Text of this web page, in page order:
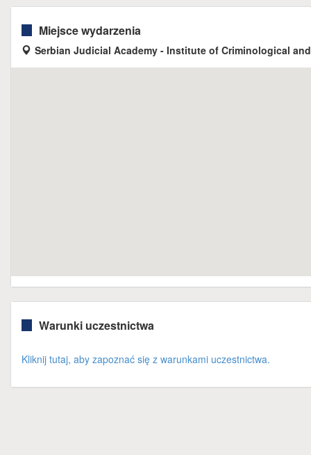
Miejsce wydarzenia
Serbian Judicial Academy - Institute of Criminological
Warunki uczestnictwa
Kliknij tutaj, aby zapoznać się z warunkami uczestnictwa.